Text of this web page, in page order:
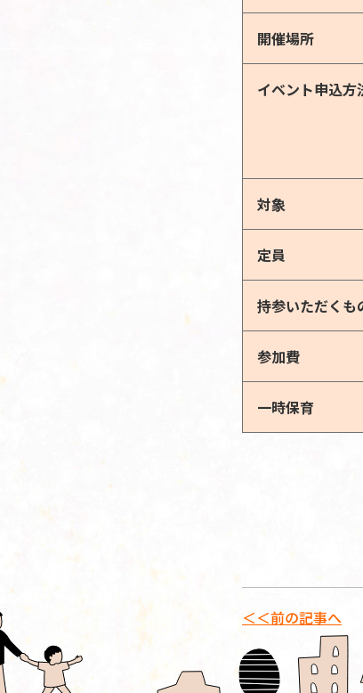
開催場所
イベント申込方
対象
定員
持参いただくも
参加費
一時保育
＜＜前の記事へ